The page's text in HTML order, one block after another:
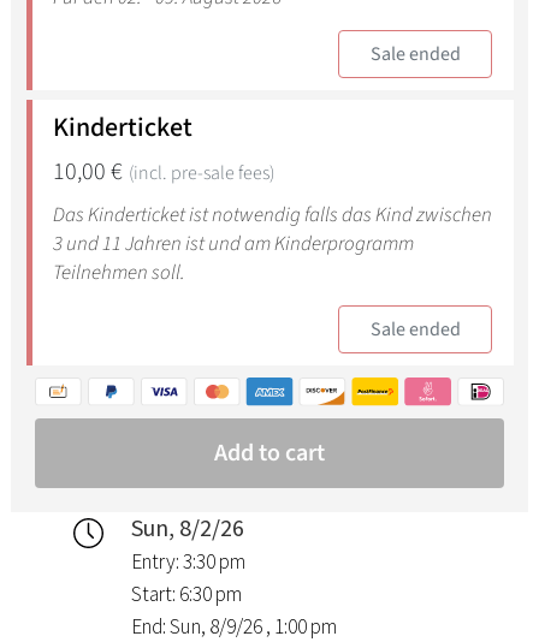
Sun, 8/2/26
Entry: 3:30 pm
Start: 6:30 pm
End: Sun, 8/9/26 , 1:00 pm